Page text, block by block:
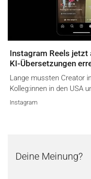
Instagram Reels jetzt
KI-Übersetzungen
Lange mussten Creator
Kolleg:innen in den USA
Instagram
Deine Meinung?